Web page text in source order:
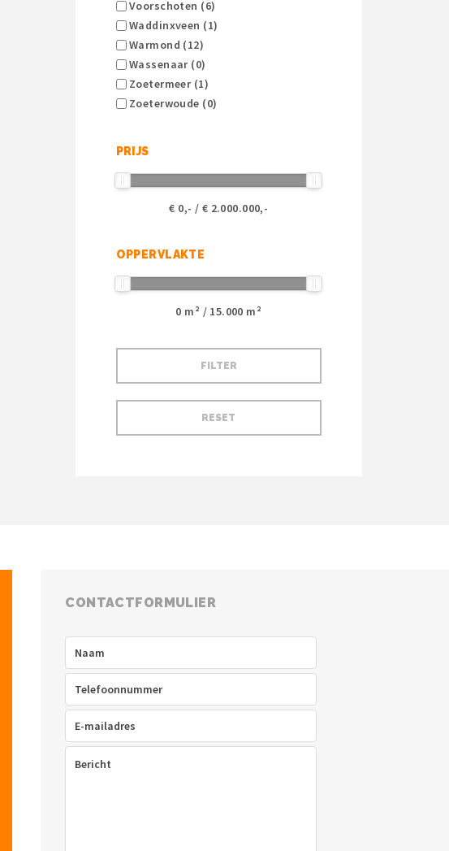
Voorschoten (6)
Waddinxveen (1)
Warmond (12)
Wassenaar (0)
Zoetermeer (1)
Zoeterwoude (0)
PRIJS
€ 0,- / € 2.000.000,-
OPPERVLAKTE
0 m² / 15.000 m²
CONTACTFORMULIER
Telefoon
mailadres(Vereist)